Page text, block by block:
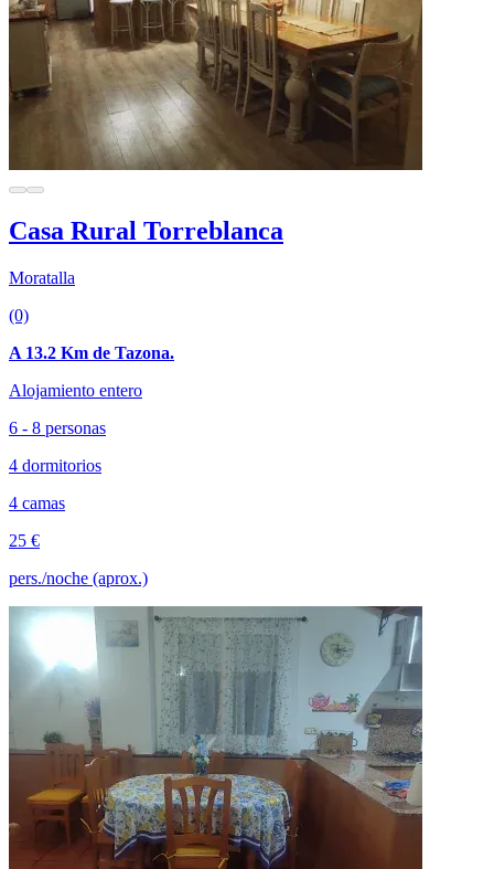
Casa Rural Torreblanca
Moratalla
(0)
A 13.2 Km de Tazona.
Alojamiento entero
6 - 8 personas
4 dormitorios
4 camas
25 €
pers./noche (aprox.)